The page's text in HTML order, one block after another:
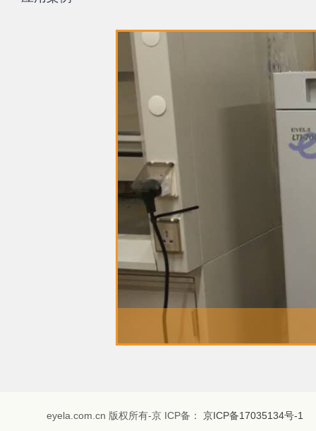
eyela.com.cn 版权所有-京 ICP备： 京ICP备17035134号-1